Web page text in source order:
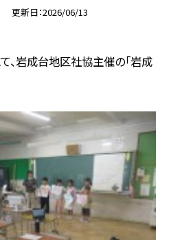
更新日 2026/06/13
、岩成台地区社協主催の「岩成